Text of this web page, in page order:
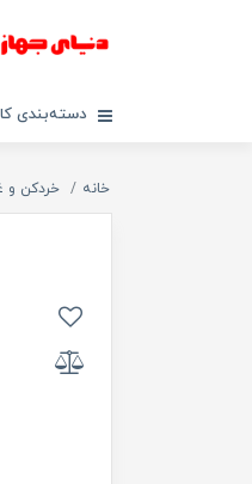
دسته‌بندی
خانه خردکن و